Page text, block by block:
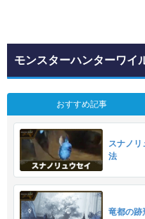
モンスターハンターワイ
おすすめ記事
スナノリ
法
竜都の跡